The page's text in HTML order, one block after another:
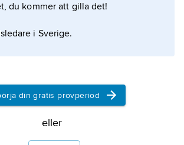
av män andra än make och
Anhängarna av ett sådant
till exempel att
om artikeln
du kommer att gilla det!
i Sverige.
din gratis provperiod
eller